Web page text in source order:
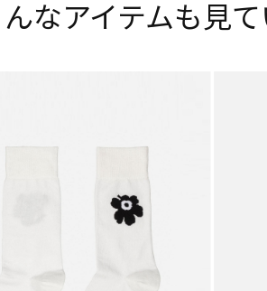
んなアイテムも見